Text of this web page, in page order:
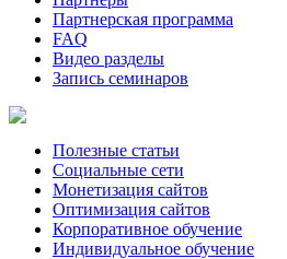
Партнерская программа
FAQ
Видео разделы
Запись семинаров
Полезные статьи
Социальные сети
Монетизация сайтов
Оптимизация сайтов
Корпоративное обучение
Индивидуальное обучение